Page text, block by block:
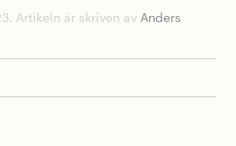
Artikeln är skriven av Anders